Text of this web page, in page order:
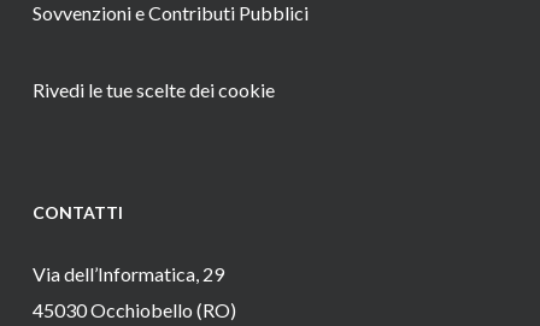
Sovvenzioni e Contributi Pubblici
Rivedi le tue scelte dei cookie
CONTATTI
Via dell’Informatica, 29
45030 Occhiobello (RO)